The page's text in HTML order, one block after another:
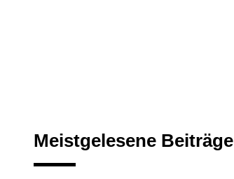
Meistgelesene Beiträge